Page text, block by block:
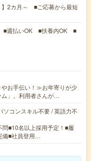
】2カ月～ ■ご応募から最短
■週払いOK ■扶養内OK ■
お手伝い！≫お年寄りが少
ム」。利用者さんが…
ソコンスキル不要 / 英語力不
■10名以上採用予定！■履
備■社員登用…